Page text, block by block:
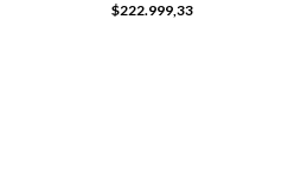
$222.999,33